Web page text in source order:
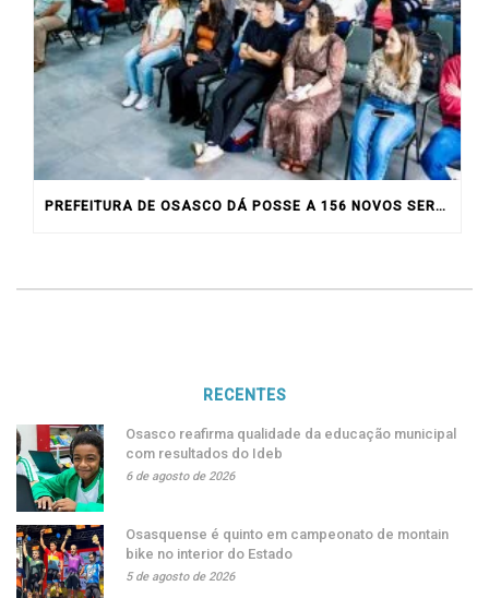
PREFEITURA DE OSASCO DÁ POSSE A 156 NOVOS SERVIDORES
RECENTES
Osasco reafirma qualidade da educação municipal
com resultados do Ideb
6 de agosto de 2026
Osasquense é quinto em campeonato de montain
bike no interior do Estado
5 de agosto de 2026